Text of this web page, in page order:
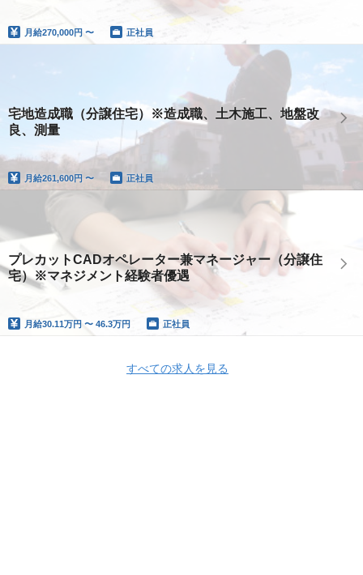
月給270,000円 〜 正社員
宅地造成職（分譲住宅）※造成職、土木施工、地盤改
良、測量
月給261,600円 〜 正社員
プレカットCADオペレーター兼マネージャー（分譲住
宅）※マネジメント経験者優遇
月給30.11万円 〜 46.3万円 正社員
すべての求人を見る